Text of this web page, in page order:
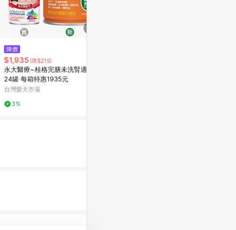
降價
$1,935 (降$215)
永大醫療~桂格完膳未洗腎適用*
24罐 每箱特惠1935元
台灣樂天市場
3%